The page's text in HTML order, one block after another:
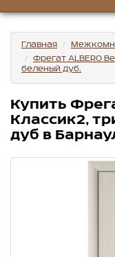
Главная
Фрегат ALBERO
беленый дуб.
Купить
Классик2,
дуб в